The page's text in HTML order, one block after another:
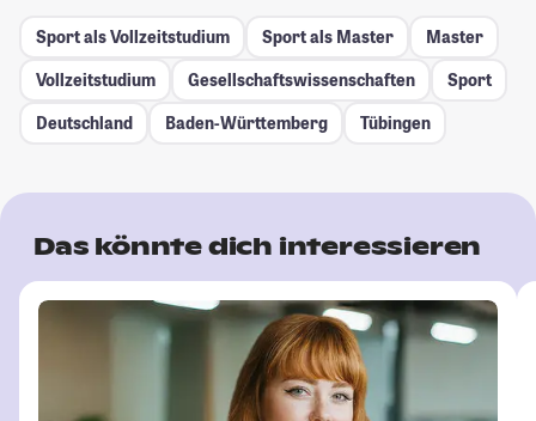
Sport als Vollzeitstudium Sport als Master
Master
Vollzeitstudium
Gesellschafts­wissenschaften
Sport
Deutschland
Baden-Württemberg Tübingen
Das könnte dich interessieren